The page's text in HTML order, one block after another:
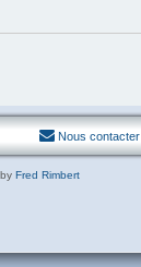
Nous contacter
Fred Rimbert